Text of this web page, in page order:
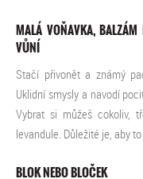
MALÁ VOŇAVKA, BALZÁM
VŮNÍ
Stačí přivonět a známý
Uklidní smysly a navodí
Vybrat si můžeš cokoliv,
levandule. Důležité je, aby
BLOK NEBO BLOČEK